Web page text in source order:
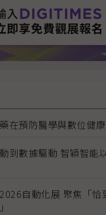
在預防醫學與數位健
到數據驅動 智穎智能
自動化展 聚焦「恰